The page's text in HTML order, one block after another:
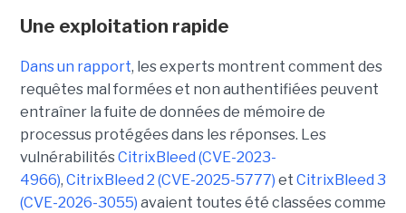
Une exploitation rapide
Dans un rapport, les experts montrent comment des
requêtes mal formées et non authentifiées peuvent
entraîner la fuite de données de mémoire de
processus protégées dans les réponses. Les
vulnérabilitésCitrixBleed (CVE-2023-
4966), CitrixBleed 2 (CVE-2025-5777) et CitrixBleed 3
(CVE-2026-3055) avaient toutes été classées comme